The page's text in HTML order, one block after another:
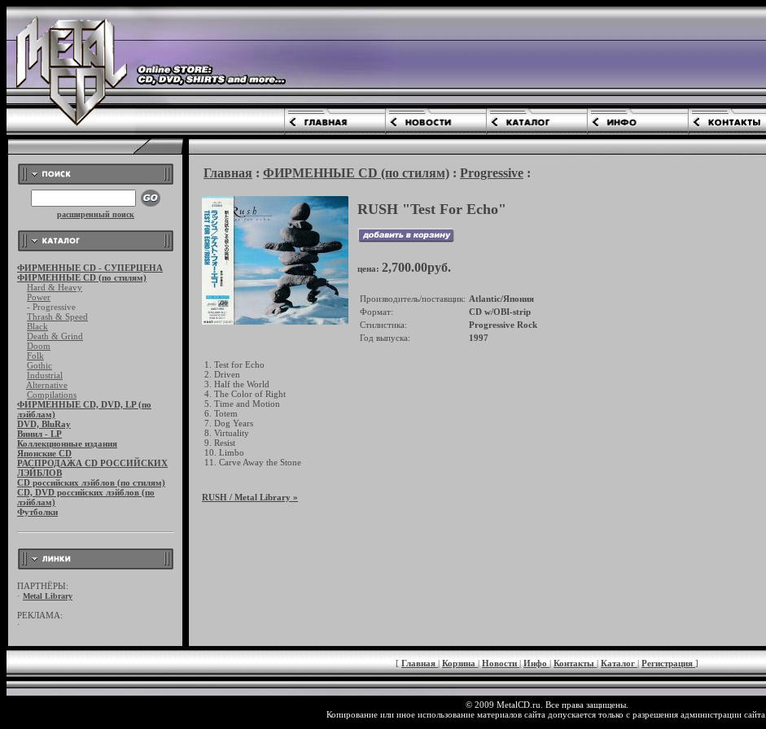
расширенный поиск
ФИРМЕННЫЕ CD - СУПЕРЦЕНА
ФИРМЕННЫЕ CD (по стилям)
Hard & Heavy
Power
- Progressive
Thrash & Speed
Black
Death & Grind
Doom
Folk
Gothic
Industrial
Alternative
Compilations
ФИРМЕННЫЕ CD, DVD, LP (по
лэйблам)
DVD, BluRay
Винил - LP
Коллекционные издания
Японские CD
РАСПРОДАЖА CD РОССИЙСКИХ
ЛЭЙБЛОВ
CD российских лэйблов (по стилям)
CD, DVD российских лэйблов (по
лэйблам)
Футболки
ПАРТНЁРЫ:
· Metal Library
РЕКЛАМА:
·
Главная : ФИРМЕННЫЕ CD (по стилям) : Progressive :
RUSH "Test For Echo"
цена: 2,700.00руб.
Производитель/поставщик: Atlantic/Япония
Формат:
CD w/OBI-strip
Стилистика:
Progressive Rock
Год выпуска:
1997
1. Test for Echo
2. Driven
3. Half the World
4. The Color of Right
5. Time and Motion
6. Totem
7. Dog Years
8. Virtuality
9. Resist
10. Limbo
11. Carve Away the Stone
RUSH / Metal Library »
[ Главная | Корзина | Новости | Инфо | Контакты | Каталог | Регистрация ]
© 2009 MetalCD.ru. Все права защищены.
Копирование или иное использование материалов сайта допускается только с разрешения администрации сайта.